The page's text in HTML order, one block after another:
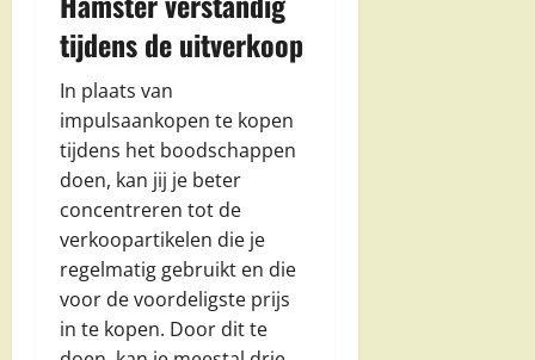
tijdens de uitverkoop
In plaats van
impulsaankopen te kopen
tijdens het boodschappen
doen, kan jij je beter
concentreren tot de
verkoopartikelen die je
regelmatig gebruikt en die
voor de voordeligste prijs
in te kopen. Door dit te